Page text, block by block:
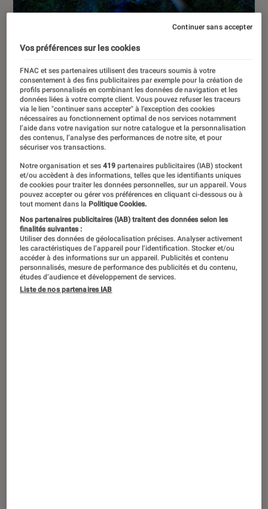
Vampire Diaries : les huit saisons de la
ACTU
Séries • 18 sep. 2023
Vos préférences sur les cookies
FNAC et ses partenaires utilisent des traceurs soumis à votre
consentement à des fins publicitaires par exemple pour la création de
profils personnalisés en combinant les données de navigation et les
données liées à votre compte client. Vous pouvez refuser les traceurs
via le lien "continuer sans accepter" à l’exception des cookies
nécessaires au fonctionnement optimal de nos services notamment
l’aide dans votre navigation sur notre catalogue et la personnalisation
des contenus, l’analyse des performances de notre site, et pour
sécuriser vos transactions.
Notre organisation et ses419 partenaires publicitaires (IAB) stockent
et/ou accèdent à des informations, telles que les identifiants uniques
de cookies pour traiter les données personnelles, sur un appareil. Vous
pouvez accepter ou gérer vos préférences en cliquant ci-dessous ou à
tout moment dans la Politique Cookies.
Nos partenaires publicitaires (IAB) traitent des données selon les
finalités suivantes :
Utiliser des données de géolocalisation précises. Analyser activement
les caractéristiques de l’appareil pour l’identification. Stocker et/ou
accéder à des informations sur un appareil. Publicités et contenu
personnalisés, mesure de performance des publicités et du contenu,
études d’audience et développement de services.
Liste de nos partenaires IAB
Continuer sans accepter